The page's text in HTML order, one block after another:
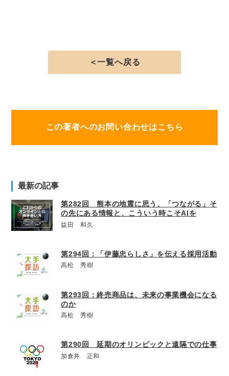
＜一覧へ戻る
この著者へのお問い合わせはこちら
最新の記事
第282回 熊本の地震に思う、「つながる」そ
の先にある情報と、こういう時こそAIを
益田 和久
第294回：「伊藤忠らしさ」を伝える採用活動
高松 秀樹
第293回：終売商品は、未来の事業機会になる
のか
高松 秀樹
第290回 延期のオリンピックと遠隔での仕事
加倉井 正和